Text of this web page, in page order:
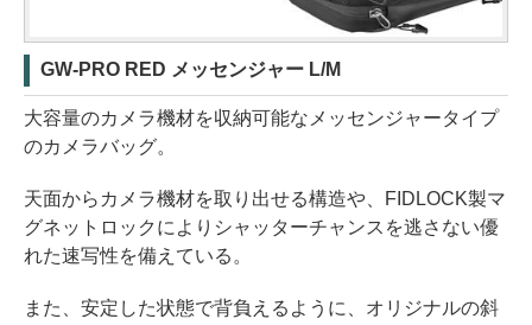
GW-PRO RED メッセンジャー L/M
大容量のカメラ機材を収納可能なメッセンジャータイプ
のカメラバッグ。
天面からカメラ機材を取り出せる構造や、FIDLOCK製マ
グネットロックによりシャッターチャンスを逃さない優
れた速写性を備えている。
また、安定した状態で背負えるように、オリジナルの斜